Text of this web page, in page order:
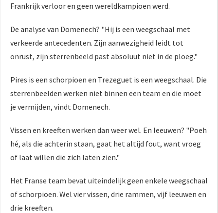
Frankrijk verloor en geen wereldkampioen werd.
De analyse van Domenech? "Hij is een weegschaal met
verkeerde antecedenten. Zijn aanwezigheid leidt tot
onrust, zijn sterrenbeeld past absoluut niet in de ploeg."
Pires is een schorpioen en Trezeguet is een weegschaal. Die
sterrenbeelden werken niet binnen een team en die moet
je vermijden, vindt Domenech.
Vissen en kreeften werken dan weer wel. En leeuwen? "Poeh
hé, als die achterin staan, gaat het altijd fout, want vroeg
of laat willen die zich laten zien."
Het Franse team bevat uiteindelijk geen enkele weegschaal
of schorpioen. Wel vier vissen, drie rammen, vijf leeuwen en
drie kreeften.